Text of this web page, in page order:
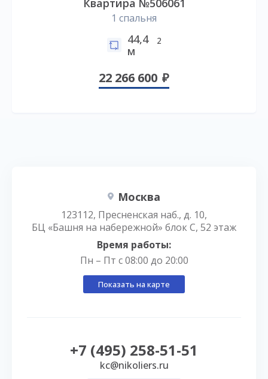
Квартира №506061
1 спальня
44,4
м
2
22 266 600
Москва
123112, Пресненская наб., д. 10,
БЦ «Башня на набережной» блок С, 52 этаж
Время работы:
Пн – Пт с 08:00 до 20:00
Показать на карте
+7 (495) 258-51-51
kc@nikoliers.ru